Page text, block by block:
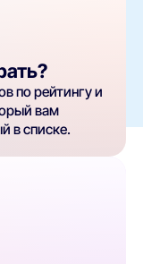
по рейтингу и
вам
в списке.